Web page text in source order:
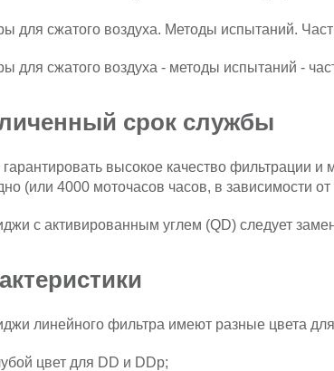
для сжатого воздуха. Методы испытаний.
для сжатого воздуха - методы испытаний -
срок службы
высокое качество фильтрации
(или 4000 моточасов часов, в зависимости от
с активированным углем (QD) следует
линейного фильтра имеют разные цвета
цвет для DD и DDp;